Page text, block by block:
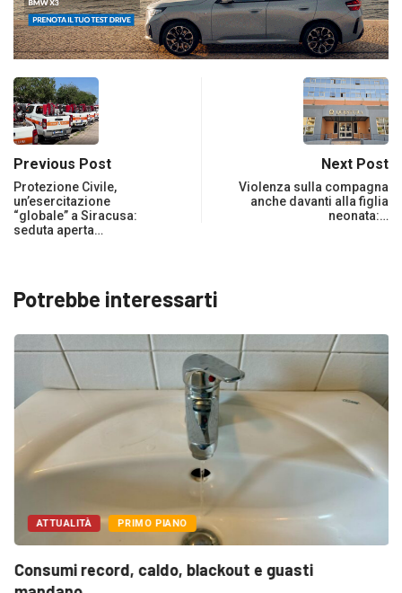
Previous Post
Protezione Civile,
un’esercitazione
“globale” a Siracusa:
seduta aperta…
Next Post
Violenza sulla compagna
anche davanti alla figlia
neonata:…
Potrebbe interessarti
ATTUALITÀ PRIMO PIANO
Consumi record, caldo, blackout e guasti